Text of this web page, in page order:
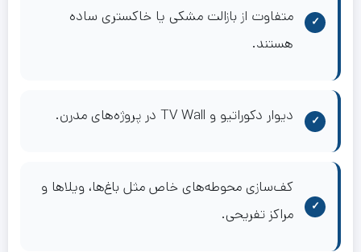
متفاوت از بازالت مشکی یا خاکستری ساده
هستند.
دیوار دکوراتیو و TV Wall در پروژه‌های مدرن.
کف‌سازی محوطه‌های خاص مثل باغ‌ها، ویلاها و
مراکز تفریحی.